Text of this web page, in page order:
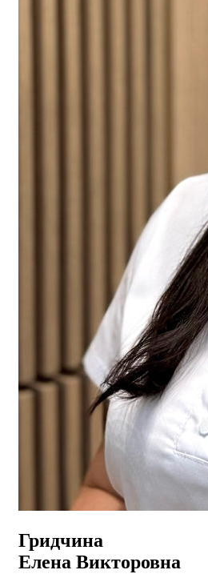
Гридчина
Елена Викторовна